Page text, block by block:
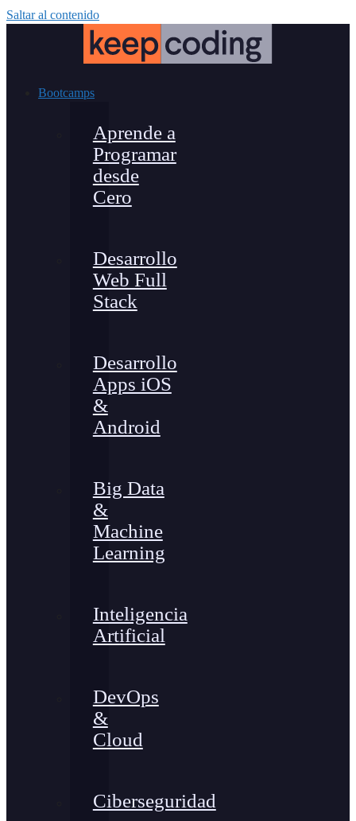
Saltar al contenido
Bootcamps
Aprende a
Programar
desde
Cero
Desarrollo
Web Full
Stack
Desarrollo
Apps iOS
&
Android
Big Data
&
Machine
Learning
Inteligencia
Artificial
DevOps
&
Cloud
Ciberseguridad